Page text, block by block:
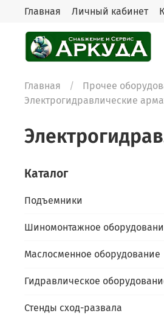
Главная Личный кабинет
Главная Прочее
Электрогидравлические
Каталог
Подъемники
Шиномонтажное
Маслосменное оборудование
Гидравлическое
Стенды сход-развала